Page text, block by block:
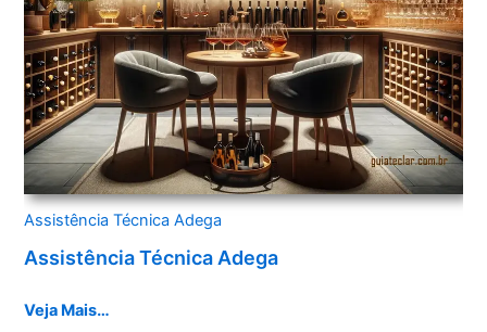
Assistência Técnica Adega
Assistência Técnica Adega
Veja Mais…